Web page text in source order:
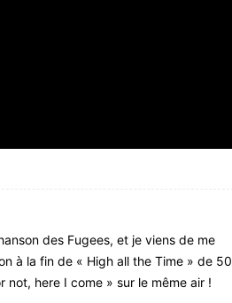
des Fugees, et je viens de me
à la fin de « High all the Time » de 50
here I come » sur le même air !